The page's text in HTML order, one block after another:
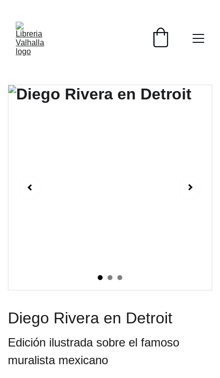
Diego Rivera en Detroit
Edición ilustrada sobre el famoso
muralista mexicano